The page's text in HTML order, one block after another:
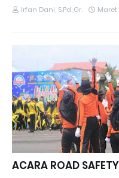
Irfan Dani, S.Pd.,Gr. Maret
ACARA ROAD